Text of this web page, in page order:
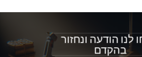
לנו הודעה ונחזור
בהקדם